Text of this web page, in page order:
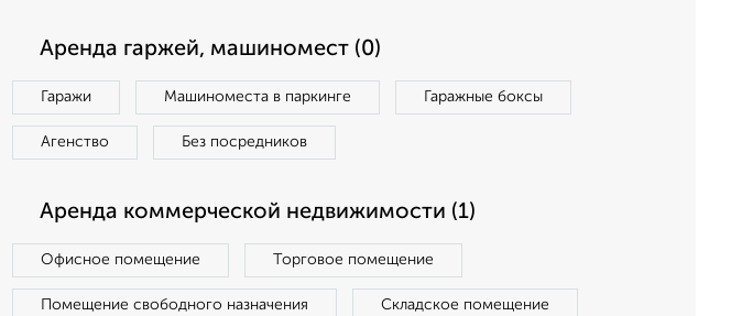
Аренда гаржей, машиномест (0)
Гаражи Машиноместа в паркинге Гаражные боксы
Агенство Без посредников
Аренда коммерческой недвижимости (1)
Офисное помещение Торговое помещение
Помещение свободного назначения Складское помещение